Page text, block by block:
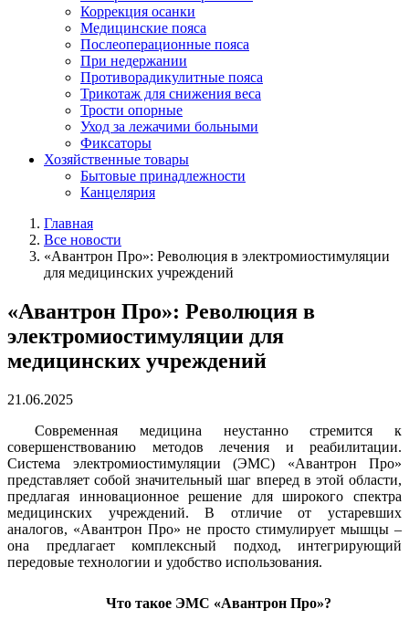
Коррекция осанки
Медицинские пояса
Послеоперационные пояса
При недержании
Противорадикулитные пояса
Трикотаж для снижения веса
Трости опорные
Уход за лежачими больными
Фиксаторы
Хозяйственные товары
Бытовые принадлежности
Канцелярия
Главная
Все новости
«Авантрон Про»: Революция в электромиостимуляции
для медицинских учреждений
«Авантрон Про»: Революция в
электромиостимуляции для
медицинских учреждений
21.06.2025
Современная медицина неустанно стремится к
совершенствованию методов лечения и реабилитации.
Система электромиостимуляции (ЭМС) «Авантрон Про»
представляет собой значительный шаг вперед в этой области,
предлагая инновационное решение для широкого спектра
медицинских учреждений. В отличие от устаревших
аналогов, «Авантрон Про» не просто стимулирует мышцы –
она предлагает комплексный подход, интегрирующий
передовые технологии и удобство использования.
Что такое ЭМС «Авантрон Про»?